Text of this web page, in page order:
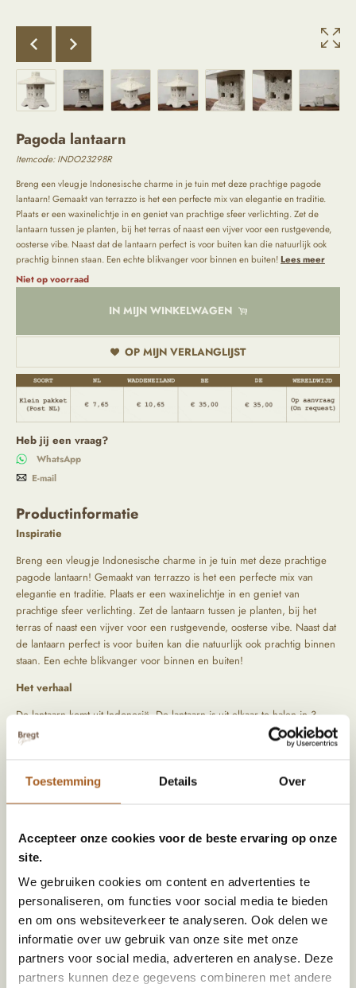
Toestemming Details Over
Accepteer onze cookies voor de beste ervaring op onze
site.
We gebruiken cookies om content en advertenties te
personaliseren, om functies voor social media te bieden
en om ons websiteverkeer te analyseren. Ook delen we
informatie over uw gebruik van onze site met onze
partners voor social media, adverteren en analyse. Deze
partners kunnen deze gegevens combineren met andere
Pagoda lantaarn
Itemcode:INDO23298R
Breng een vleugje Indonesische charme in je tuin met deze prachtige pagode
lantaarn! Gemaakt van terrazzo is het een perfecte mix van elegantie en traditie.
Plaats er een waxinelichtje in en geniet van prachtige sfeer verlichting. Zet de
lantaarn tussen je planten, bij het terras of naast een vijver voor een rustgevende,
oosterse vibe. Naast dat de lantaarn perfect is voor buiten kan die natuurlijk ook
prachtig binnen staan. Een echte blikvanger voor binnen en buiten!Lees meer
Niet op voorraad
IN MIJN WINKELWAGEN
OP MIJN VERLANGLIJST
Heb jij een vraag?
WhatsApp
E-mail
Productinformatie
Inspiratie
Breng een vleugje Indonesische charme in je tuin met deze prachtige
pagode lantaarn! Gemaakt van terrazzo is het een perfecte mix van
elegantie en traditie. Plaats er een waxinelichtje in en geniet van
prachtige sfeer verlichting. Zet de lantaarn tussen je planten, bij het
terras of naast een vijver voor een rustgevende, oosterse vibe. Naast dat
de lantaarn perfect is voor buiten kan die natuurlijk ook prachtig binnen
staan. Een echte blikvanger voor binnen en buiten!
Het verhaal
De lantaarn komt uit Indonesië. De lantaarn is uit elkaar te halen in 3
delen. Op deze manier kan je ook het waxinelichtje erin plaatsen. We
reizen zelf langs bijzondere locaties om de mooiste items op te speuren.
oorsprong. De producten komen rechtstreeks uit het verleden, hierdoor
Specificaties
Afmeting (HxBxD) 24 x 20 x 20
steen, Terrazzo
Kleur Grijs, Wit